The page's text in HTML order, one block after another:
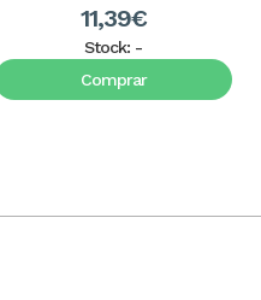
11,39€
Stock: -
Comprar